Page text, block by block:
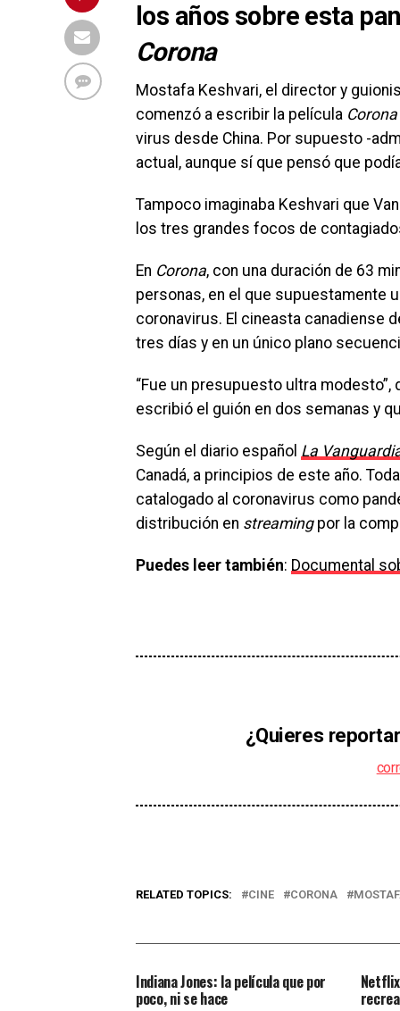
los años sobre esta
Corona
Mostafa Keshvari, el director y
comenzó a escribir la película Corona
virus desde China. Por supuesto -
actual, aunque sí que pensó que
Tampoco imaginaba Keshvari que
los tres grandes focos de
En Corona, con una duración de 63
personas, en el que supuestamente
coronavirus. El cineasta canadiense
tres días y en un único plano
“Fue un presupuesto ultra modesto”,
escribió el guión en dos semanas y
Según el diario español La
Canadá, a principios de este año.
catalogado al coronavirus como
distribución en streamingpor la
Puedes leer también: Documental
¿Quieres
RELATED TOPICS: CINE CORONA
Indiana Jones: la película que por
poco, ni se hace